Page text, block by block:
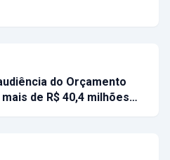
do Orçamento
de R$ 40,4 milhões…